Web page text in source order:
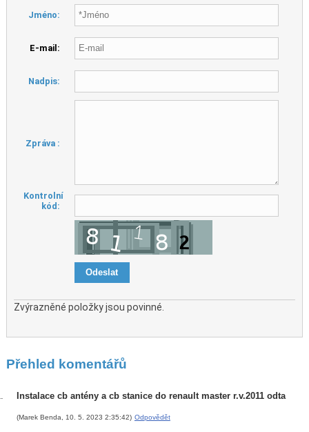
Jméno:
E-mail:
Nadpis:
Zpráva :
Kontrolní
kód:
Zvýrazněné položky jsou povinné.
Přehled komentářů
Instalace cb antény a cb stanice do renault master r.v.2011 odta
(Marek Benda, 10. 5. 2023 2:35:42) Odpovědět